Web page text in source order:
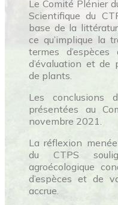
Le Comité Plénier
Scientifique du
base de la
ce qu’implique la
termes
d’évaluation et de
de plants.
Les conclusions
présentées au
novembre 2021.
La réflexion
du CTPS
agroécologique
d’espèces et de
accrue.